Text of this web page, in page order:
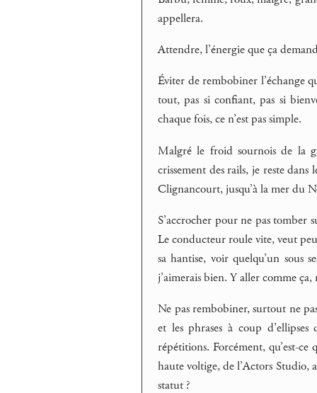
appellera.
Attendre, l’énergie que ça
Éviter de rembobiner l’échange
tout, pas si confiant, pas si
chaque fois, ce n’est pas simple.
Malgré le froid sournois de la
crissement des rails, je reste
Clignancourt, jusqu’à la mer du
S’accrocher pour ne pas tomber
Le conducteur roule vite, veut
sa hantise, voir quelqu’un sous
j’aimerais bien. Y aller comme
Ne pas rembobiner, surtout ne
et les phrases à coup
répétitions. Forcément, qu’est-ce
haute voltige, de l’Actors Studio,
statut ?